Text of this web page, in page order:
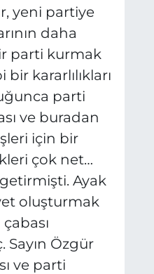
yeni partiye
daha
parti kurmak
kararlılıkları
parti
ve buradan
için bir
çok net…
Ayak
oluşturmak
Sayın Özgür
ve parti